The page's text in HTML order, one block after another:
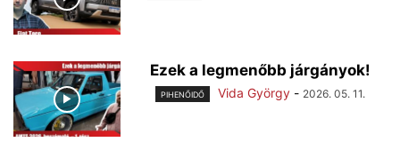
Ezek a legmenőbb járgányok!
PIHENŐIDŐ Vida György - 2026. 05. 11.